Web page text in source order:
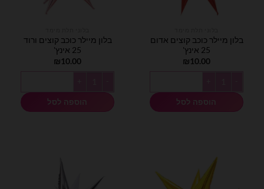
בלון מיילר כוכב קוצים אדום
25 אינץ'
₪10.00
הוספה לסל
בלון מיילר כוכב קוצים ורוד
25 אינץ'
₪10.00
הוספה לסל